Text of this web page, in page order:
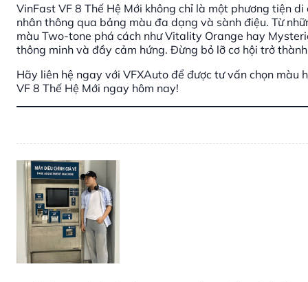
VinFast VF 8 Thế Hệ Mới không chỉ là một phương tiện
nhân thông qua bảng màu đa dạng và sành điệu. Từ
màu Two-tone phá cách như Vitality Orange hay
thông minh và đầy cảm hứng. Đừng bỏ lỡ cơ hội trở
Hãy liên hệ ngay với VFXAuto để được tư vấn chọn
VF 8 Thế Hệ Mới ngay hôm nay!